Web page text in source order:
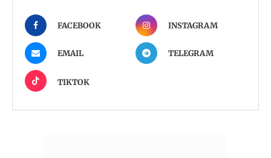
FACEBOOK INSTAGRAM
EMAIL TELEGRAM
TIKTOK